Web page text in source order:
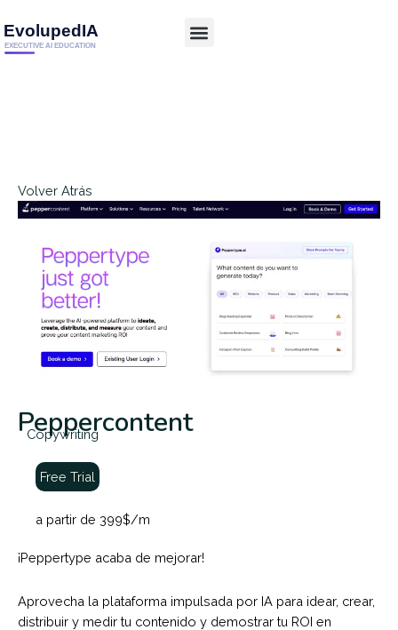
Volver Atrás
Peppercontent
Copywriting
Free Trial
a partir de 399$/m
¡Peppertype acaba de mejorar!
Aprovecha la plataforma impulsada por IA para idear, crear,
distribuir y medir tu contenido y demostrar tu ROI en